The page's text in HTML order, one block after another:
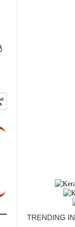
TRENDING IN